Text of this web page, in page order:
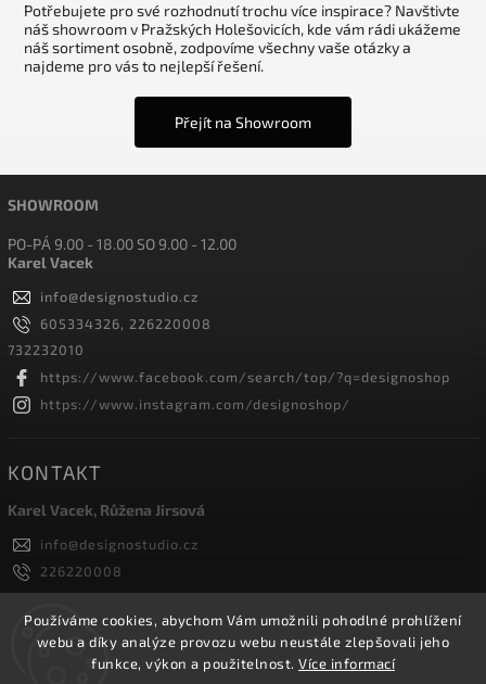
Používáme cookies, abychom Vám umožnili pohodlné prohlížení
webu a díky analýze provozu webu neustále zlepšovali jeho
funkce, výkon a použitelnost. Více informací
Potřebujete pro své rozhodnutí trochu více inspirace? Navštivte
náš showroom v Pražských Holešovicích, kde vám rádi ukážeme
náš sortiment osobně, zodpovíme všechny vaše otázky a
najdeme pro vás to nejlepší řešení.
Přejít na Showroom
SHOWROOM
PO-PÁ 9.00 - 18.00 SO 9.00 - 12.00
Karel Vacek
info@designostudio.cz
605334326, 226220008
732232010
https://www.facebook.com/search/top/?q=designoshop
https://www.instagram.com/designoshop/
KONTAKT
Karel Vacek, Růžena Jirsová
info@designostudio.cz
226220008
605334326, 732232010
Designoshop
designoshop